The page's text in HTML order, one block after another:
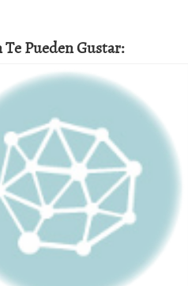
Pueden Gustar: